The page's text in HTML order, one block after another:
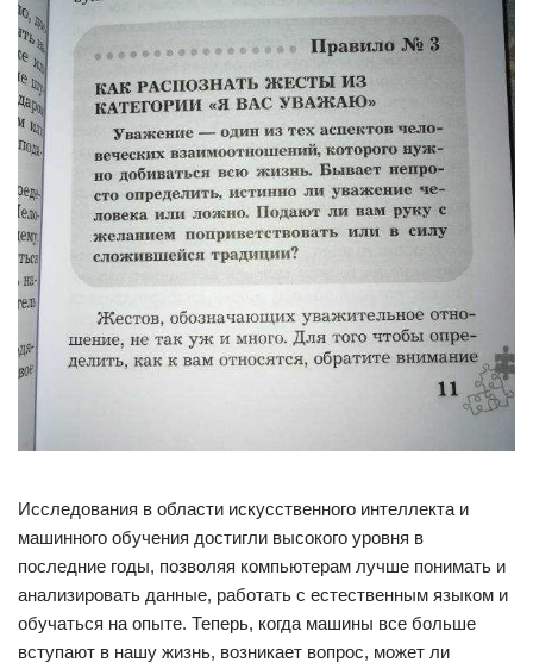
Исследования в области искусственного интеллекта и
машинного обучения достигли высокого уровня в
последние годы, позволяя компьютерам лучше понимать и
анализировать данные, работать с естественным языком и
обучаться на опыте. Теперь, когда машины все больше
вступают в нашу жизнь, возникает вопрос, может ли